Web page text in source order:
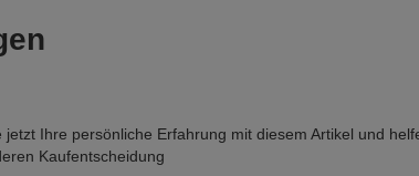
jetzt Ihre persönliche Erfahrung mit diesem Artikel und
Kaufentscheidung